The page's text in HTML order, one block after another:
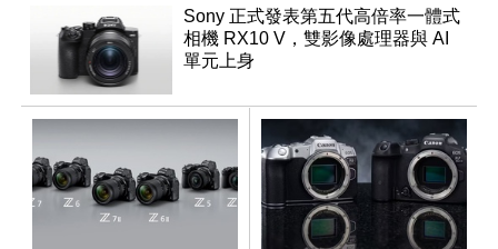
Sony 正式發表第五代高倍率一體式
相機 RX10 V，雙影像處理器與 AI
單元上身